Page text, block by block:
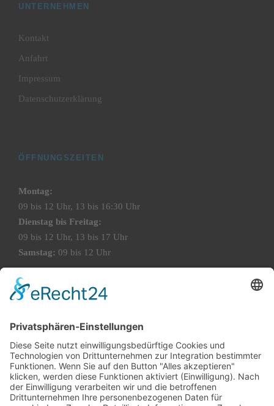
UNTERNEHMEN
Kontakt
Anfahrt
Impressum
Datenschutzerklärung
ÖFFNUNGSZEITEN
Montag:
09 bis 12 Uhr, 13 bis 16:30 Uhr
Dienstag bis Freitag:
09 bis 12 Uhr, 13 bis 17 Uhr
Samstag: 09 bis 12 Uhr
Für telefonische Anfragen sowie persönliche
Geschäftszeiten) erreichen Sie uns unter 0171/17 17 969.
KONTAKT